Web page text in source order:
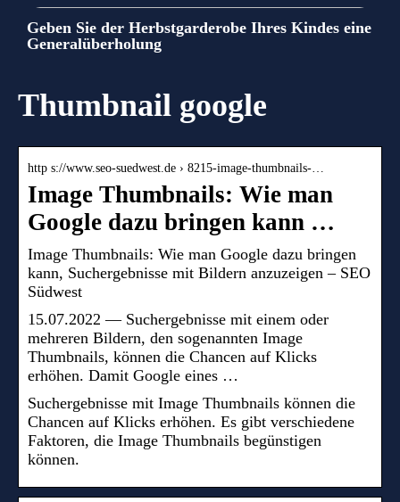
Geben Sie der Herbstgarderobe Ihres Kindes eine
Generalüberholung
Thumbnail google
http s://www.seo-suedwest.de › 8215-image-thumbnails-…
Image Thumbnails: Wie man
Google dazu bringen kann …
Image Thumbnails: Wie man Google dazu bringen
kann, Suchergebnisse mit Bildern anzuzeigen – SEO
Südwest
15.07.2022 — Suchergebnisse mit einem oder
mehreren Bildern, den sogenannten Image
Thumbnails, können die Chancen auf Klicks
erhöhen. Damit Google eines …
Suchergebnisse mit Image Thumbnails können die
Chancen auf Klicks erhöhen. Es gibt verschiedene
Faktoren, die Image Thumbnails begünstigen
können.